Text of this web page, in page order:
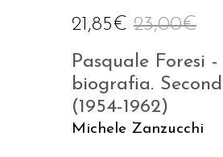
23,00€
21,85€
Pasquale Foresi
biografia.
(1954-1962)
Michele Zanzucchi